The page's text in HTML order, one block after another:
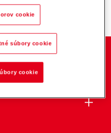
cookie
súbory cookie
cookie